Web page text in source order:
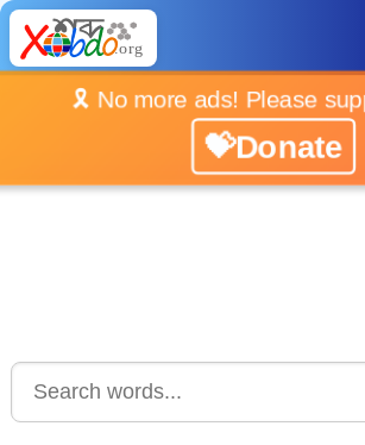
🎗️ No more ads! Please
💝Donate